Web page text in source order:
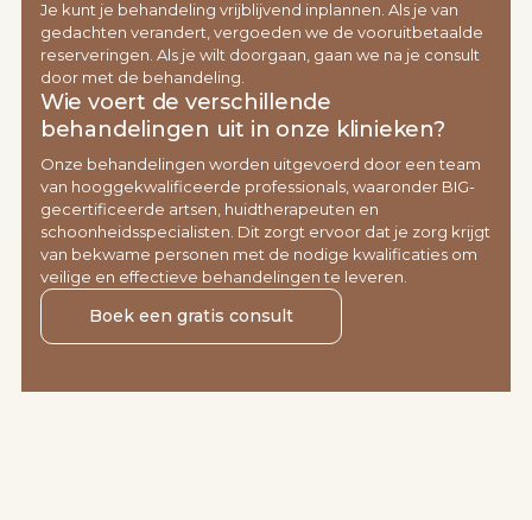
Je kunt je behandeling vrijblijvend inplannen. Als je van
gedachten verandert, vergoeden we de vooruitbetaalde
reserveringen. Als je wilt doorgaan, gaan we na je consult
door met de behandeling.
Wie voert de verschillende
behandelingen uit in onze klinieken?
Onze behandelingen worden uitgevoerd door een team
van hooggekwalificeerde professionals, waaronder BIG-
gecertificeerde artsen, huidtherapeuten en
schoonheidsspecialisten. Dit zorgt ervoor dat je zorg krijgt
van bekwame personen met de nodige kwalificaties om
veilige en effectieve behandelingen te leveren.
Boek een gratis consult